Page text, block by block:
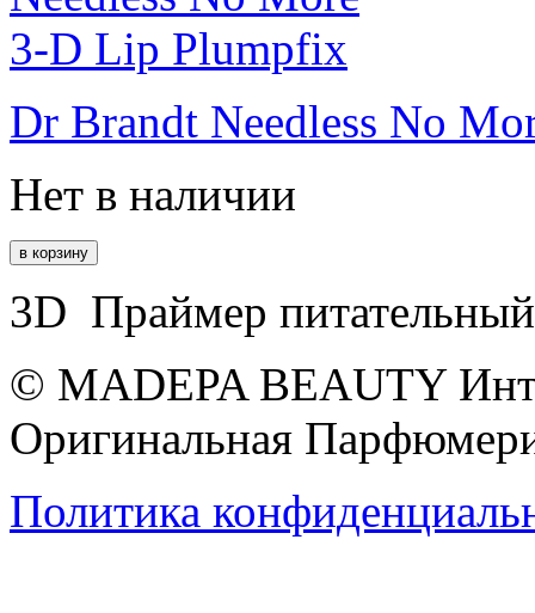
Dr Brandt Needless No
Нет в наличии
3D Праймер
© MADEPA BEAUTY
Оригинальная
Политика